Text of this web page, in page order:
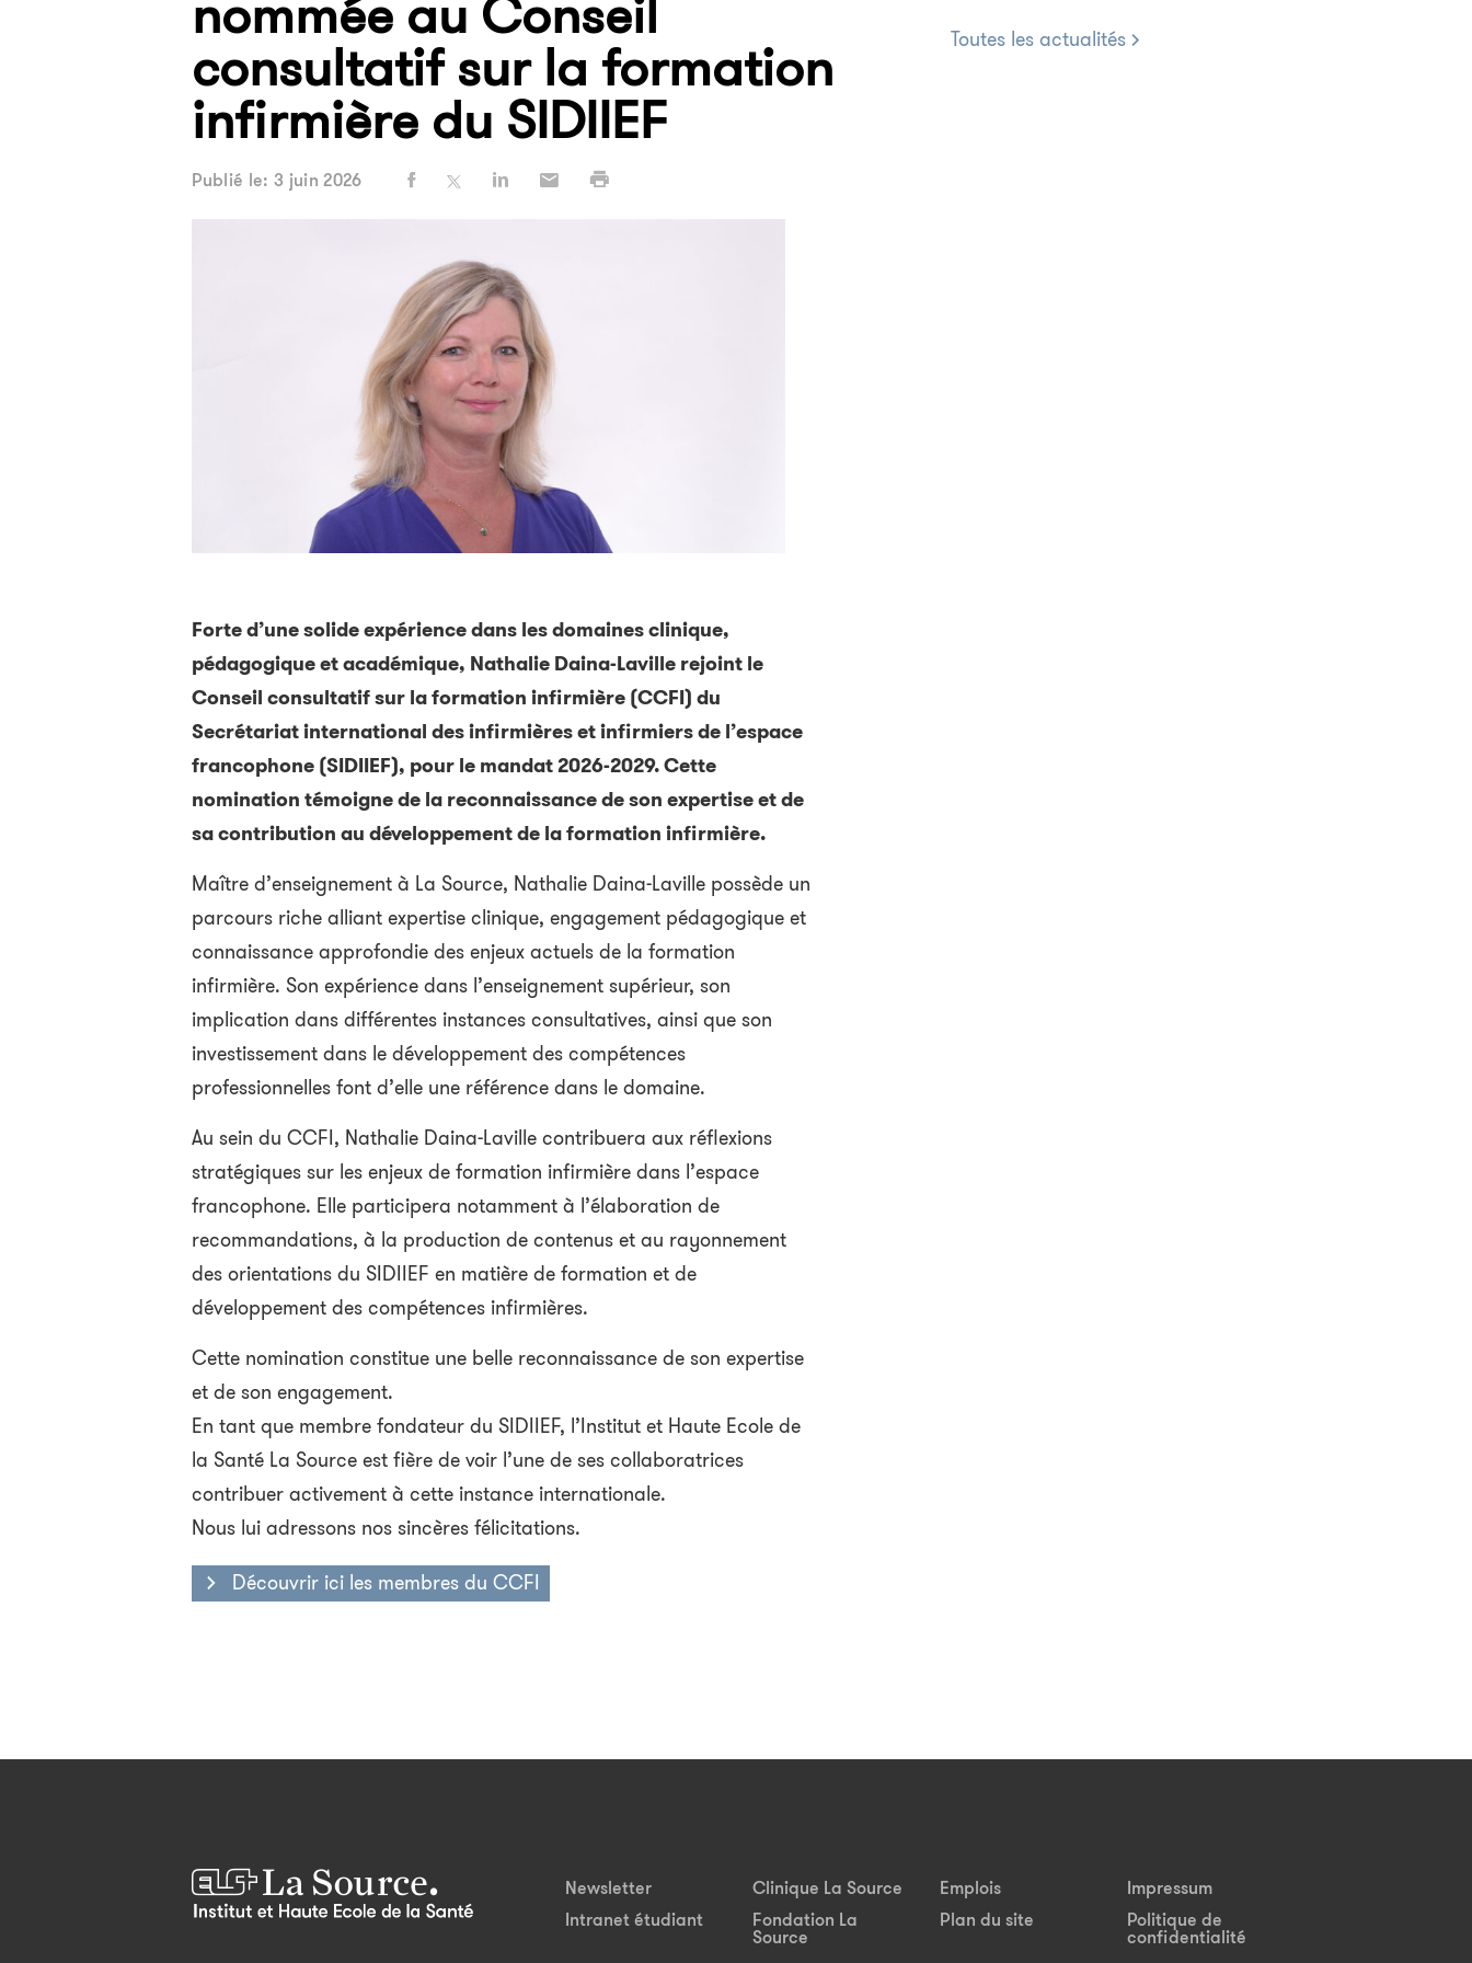
nommée au Conseil
consultatif sur la formation
infirmière du SIDIIEF
Publié le: 3 juin 2026
Forte d’une solide expérience dans les domaines clinique,
pédagogique et académique, Nathalie Daina-Laville rejoint le
Conseil consultatif sur la formation infirmière (CCFI) du
Secrétariat international des infirmières et infirmiers de l’espace
francophone (SIDIIEF), pour le mandat 2026-2029. Cette
nomination témoigne de la reconnaissance de son expertise et de
sa contribution au développement de la formation infirmière.
Maître d’enseignement à La Source, Nathalie Daina-Laville possède un
parcours riche alliant expertise clinique, engagement pédagogique et
connaissance approfondie des enjeux actuels de la formation
infirmière. Son expérience dans l’enseignement supérieur, son
implication dans différentes instances consultatives, ainsi que son
investissement dans le développement des compétences
professionnelles font d’elle une référence dans le domaine.
Au sein du CCFI, Nathalie Daina-Laville contribuera aux réflexions
stratégiques sur les enjeux de formation infirmière dans l’espace
francophone. Elle participera notamment à l’élaboration de
recommandations, à la production de contenus et au rayonnement
des orientations du SIDIIEF en matière de formation et de
développement des compétences infirmières.
Cette nomination constitue une belle reconnaissance de son expertise
et de son engagement.
En tant que membre fondateur du SIDIIEF, l’Institut et Haute Ecole de
la Santé La Source est fière de voir l’une de ses collaboratrices
contribuer activement à cette instance internationale.
Nous lui adressons nos sincères félicitations.
Découvrir ici les membres du CCFI
Toutes les actualités
Newsletter
Intranet étudiant
Clinique La Source
Fondation La
Source
Emplois
Plan du site
Impressum
Politique de
confidentialité